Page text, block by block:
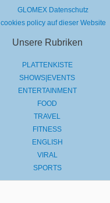
GLOMEX Datenschutz
cookies policy auf dieser Website
Unsere Rubriken
PLATTENKISTE
SHOWS|EVENTS
ENTERTAINMENT
FOOD
TRAVEL
FITNESS
ENGLISH
VIRAL
SPORTS